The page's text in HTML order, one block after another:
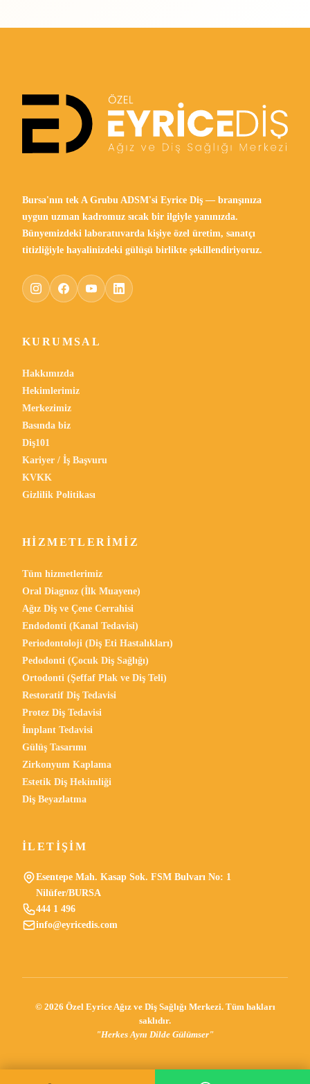
Bursa'nın tek A Grubu ADSM'si Eyrice Diş — branşınıza
uygun uzman kadromuz sıcak bir ilgiyle yanınızda.
Bünyemizdeki laboratuvarda kişiye özel üretim, sanatçı
titizliğiyle hayalinizdeki gülüşü birlikte şekillendiriyoruz.
KURUMSAL
Hakkımızda
Hekimlerimiz
Merkezimiz
Basında biz
Diş101
Kariyer / İş Başvuru
KVKK
Gizlilik Politikası
HIZMETLERIMIZ
Tüm hizmetlerimiz
Oral Diagnoz (İlk Muayene)
Ağız Diş ve Çene Cerrahisi
Endodonti (Kanal Tedavisi)
Periodontoloji (Diş Eti Hastalıkları)
Pedodonti (Çocuk Diş Sağlığı)
Ortodonti (Şeffaf Plak ve Diş Teli)
Restoratif Diş Tedavisi
Protez Diş Tedavisi
İmplant Tedavisi
Gülüş Tasarımı
Zirkonyum Kaplama
Estetik Diş Hekimliği
Diş Beyazlatma
İLETIŞIM
Esentepe Mah. Kasap Sok. FSM Bulvarı No: 1
Nilüfer/BURSA
444 1 496
info@eyricedis.com
© 2026 Özel Eyrice Ağız ve Diş Sağlığı Merkezi. Tüm hakları
saklıdır.
"Herkes Aynı Dilde Gülümser"